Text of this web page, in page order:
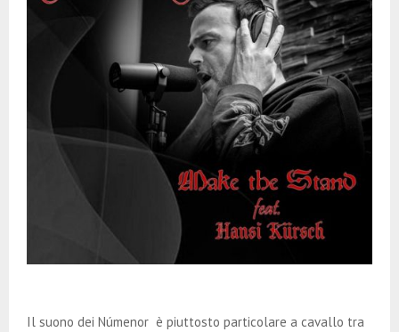
Il suono dei Númenor è piuttosto particolare a cavallo tra